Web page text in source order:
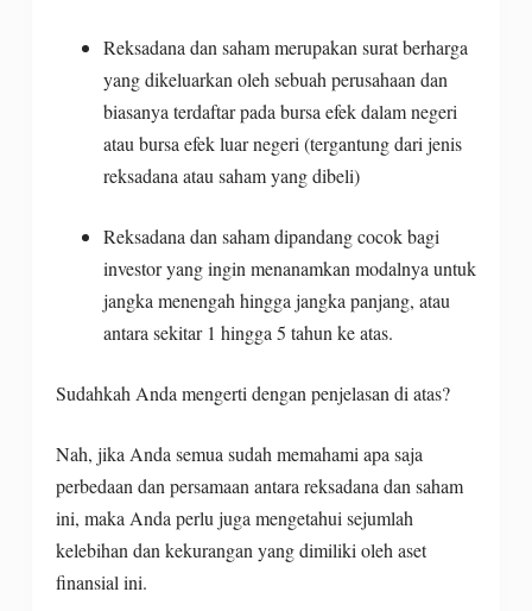
Reksadana dan saham merupakan surat berharga
yang dikeluarkan oleh sebuah perusahaan dan
biasanya terdaftar pada bursa efek dalam negeri
atau bursa efek luar negeri (tergantung dari jenis
reksadana atau saham yang dibeli)
Reksadana dan saham dipandang cocok bagi
investor yang ingin menanamkan modalnya untuk
jangka menengah hingga jangka panjang, atau
antara sekitar 1 hingga 5 tahun ke atas.
Sudahkah Anda mengerti dengan penjelasan di atas?
Nah, jika Anda semua sudah memahami apa saja
perbedaan dan persamaan antara reksadana dan saham
ini, maka Anda perlu juga mengetahui sejumlah
kelebihan dan kekurangan yang dimiliki oleh aset
finansial ini.